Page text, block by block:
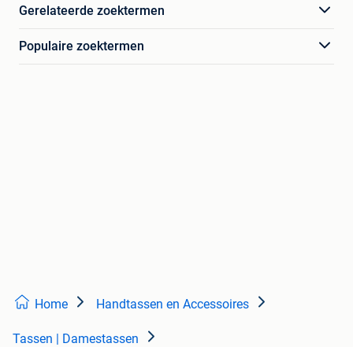
Gerelateerde zoektermen
Populaire zoektermen
Home Handtassen en Accessoires
Tassen | Damestassen